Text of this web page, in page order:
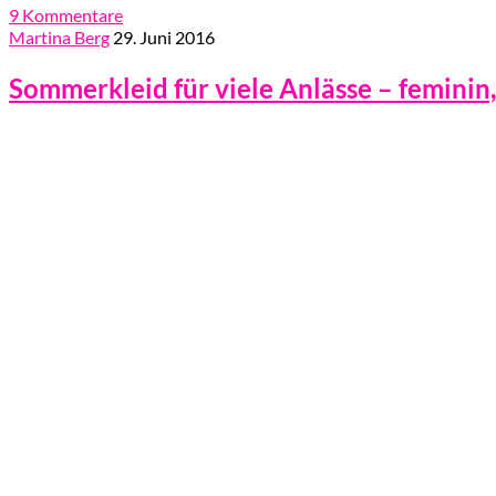
9 Kommentare
Martina Berg 29. Juni 2016
Sommerkleid für viele Anlässe –